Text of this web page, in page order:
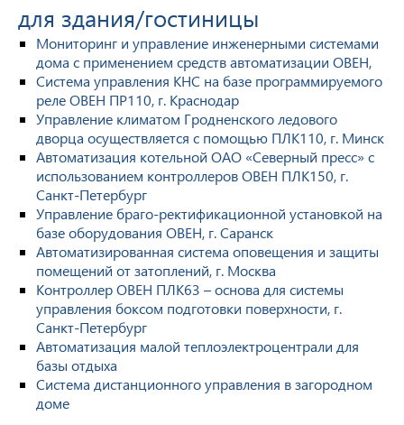
для здания/гостиницы
Мониторинг и управление инженерными системами
дома с применением средств автоматизации ОВЕН,
Система управления КНС на базе программируемого
реле ОВЕН ПР110, г. Краснодар
Управление климатом Гродненского ледового
дворца осуществляется с помощью ПЛК110, г. Минск
Автоматизация котельной ОАО «Северный пресс» с
использованием контроллеров ОВЕН ПЛК150, г.
Санкт-Петербург
Управление браго-ректификационной установкой на
базе оборудования ОВЕН, г. Саранск
Автоматизированная система оповещения и защиты
помещений от затоплений, г. Москва
Контроллер ОВЕН ПЛК63 – основа для системы
управления боксом подготовки поверхности, г.
Санкт-Петербург
Автоматизация малой теплоэлектроцентрали для
базы отдыха
Система дистанционного управления в загородном
доме